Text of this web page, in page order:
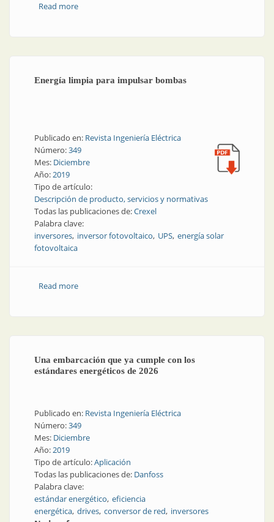
Read moreabout Estrategia de control en convertidores CC-CA
Energía limpia para impulsar bombas
Publicado en: Revista Ingeniería Eléctrica
Número:349
Mes: Diciembre
Año:2019
Tipo de artículo:
Descripción de producto, servicios y normativas
Todas las publicaciones de:Crexel
Palabra clave:
inversores inversor fotovoltaico UPS energía solar
fotovoltaica
Read moreabout Energía limpia para impulsar bombas
Una embarcación que ya cumple con los
estándares energéticos de 2026
Publicado en: Revista Ingeniería Eléctrica
Número:349
Mes: Diciembre
Año:2019
Tipo de artículo:Aplicación
Todas las publicaciones de: Danfoss
Palabra clave:
estándar energético eficiencia
energética drives conversor de red inversores